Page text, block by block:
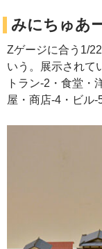
みにちゅあ
Zゲージに合う1/
いう。展示されて
トラン-2・食堂・
屋・商店-4・ビル-